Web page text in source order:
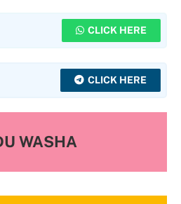
CLICK HERE
CLICK HERE
WASHA